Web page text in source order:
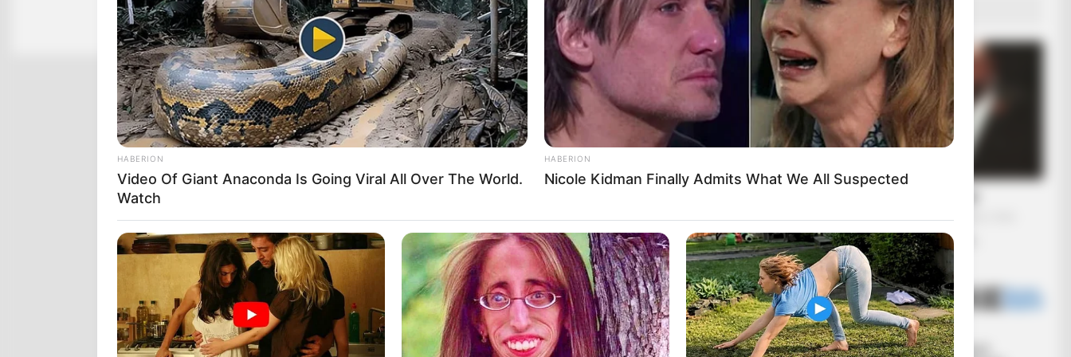
ΔΗΜΟΦΙΛΗ ΑΡΘΡΑ
Πέμπτη, 29 Σεπτεμβρίου 2022, 19:54
Η omertà της Covid… “Αλλά...
Ο Υπόγειος
Κεντρικό
HABERION
Video Of Giant Anaconda Is Going Viral All Over The World.
Watch
HABERION
Nicole Kidman Finally Admits What We All Suspected
Sight To See
To Smile When You See Her Now
This Funny Kitten Video Will Make You Laugh Instantly
RADAR MEDIA
David Muir's New Partner, Whom You'll Easily Recognize